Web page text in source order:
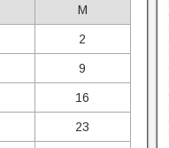
M
2
9
16
23